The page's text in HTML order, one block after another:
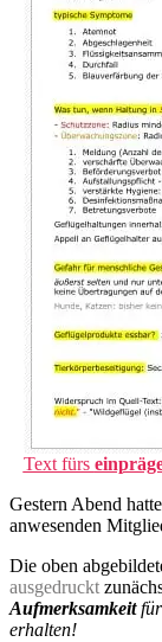
Text fürs
Gestern Abend
anwesenden
Die oben
ausgedruckt
Aufmerksamkeit
erhalten!